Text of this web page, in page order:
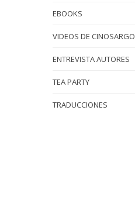
EBOOKS
VIDEOS DE CINOSARGO
ENTREVISTA AUTORES
TEA PARTY
TRADUCCIONES